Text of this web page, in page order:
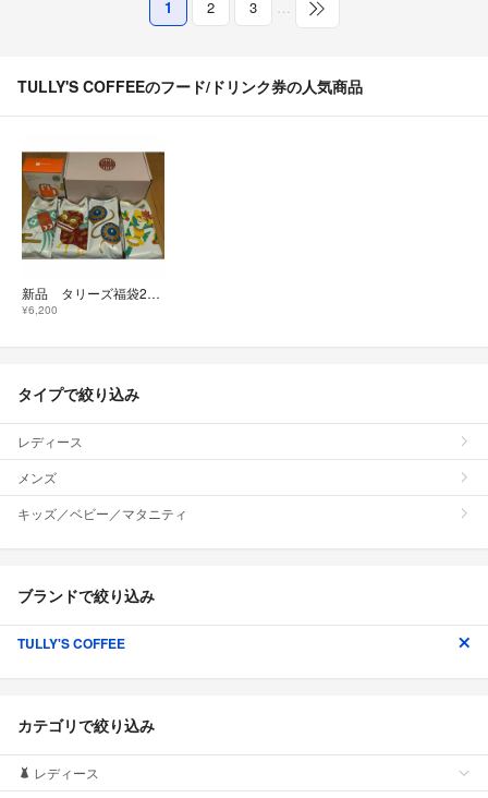
1 2 3 …
TULLY'S COFFEEのフード/ドリンク券の人気商品
新品 タリーズ福袋2026 ※ドリンクチケットなし
¥6,200
タイプで絞り込み
レディース
メンズ
キッズ／ベビー／マタニティ
ブランドで絞り込み
TULLY'S COFFEE
カテゴリで絞り込み
レディース